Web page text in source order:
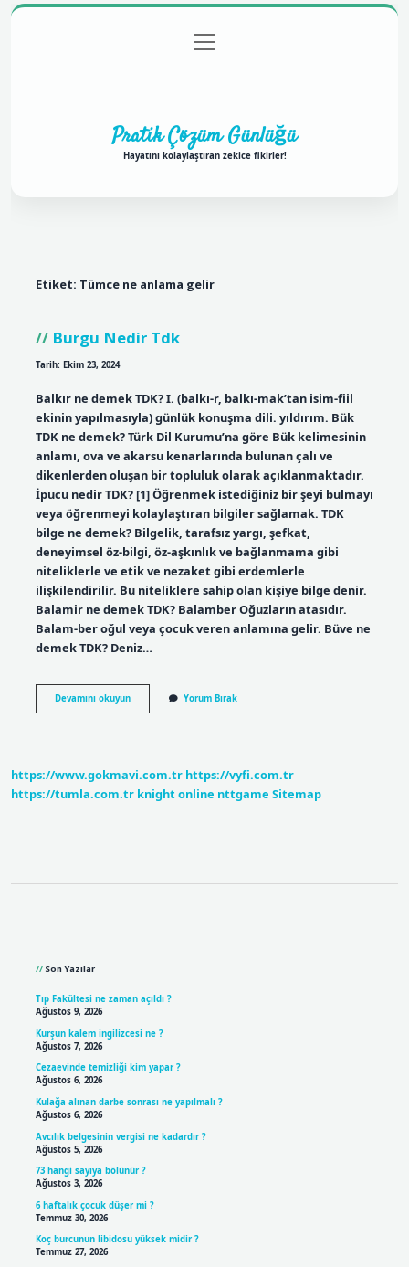
Gizlilik Politikası
menüyü
aç
Pratik Çözüm Günlüğü
Hayatını kolaylaştıran zekice fikirler!
Etiket: Tümce ne anlama gelir
Burgu Nedir Tdk
Tarih: Ekim 23, 2024
Balkır ne demek TDK? I. (balkı-r, balkı-mak’tan isim-fiil
ekinin yapılmasıyla) günlük konuşma dili. yıldırım. Bük
TDK ne demek? Türk Dil Kurumu’na göre Bük kelimesinin
anlamı, ova ve akarsu kenarlarında bulunan çalı ve
dikenlerden oluşan bir topluluk olarak açıklanmaktadır.
İpucu nedir TDK? [1] Öğrenmek istediğiniz bir şeyi bulmayı
veya öğrenmeyi kolaylaştıran bilgiler sağlamak. TDK
bilge ne demek? Bilgelik, tarafsız yargı, şefkat,
deneyimsel öz-bilgi, öz-aşkınlık ve bağlanmama gibi
niteliklerle ve etik ve nezaket gibi erdemlerle
ilişkilendirilir. Bu niteliklere sahip olan kişiye bilge denir.
Balamir ne demek TDK? Balamber Oğuzların atasıdır.
Balam-ber oğul veya çocuk veren anlamına gelir. Büve ne
demek TDK? Deniz…
Devamını okuyunBurgu
Nedir
Yorum Bırak
https://www.gokmavi.com.tr https://vyfi.com.tr
https://tumla.com.tr knight online nttgame Sitemap
Son Yazılar
Tıp Fakültesi ne zaman açıldı ?
Ağustos 9, 2026
Kurşun kalem ingilizcesi ne ?
Ağustos 7, 2026
Cezaevinde temizliği kim yapar ?
Ağustos 6, 2026
Kulağa alınan darbe sonrası ne yapılmalı ?
Ağustos 6, 2026
Avcılık belgesinin vergisi ne kadardır ?
Ağustos 5, 2026
73 hangi sayıya bölünür ?
Ağustos 3, 2026
6 haftalık çocuk düşer mi ?
Temmuz 30, 2026
Koç burcunun libidosu yüksek midir ?
Temmuz 27, 2026